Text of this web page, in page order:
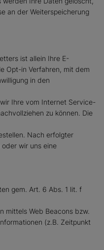
an der Weiterspeicherung
ist allein Ihre E-
Opt-in Verfahren, mit dem
in den
Ihre vom Internet Service-
zu können. Die
Nach erfolgter
wir uns eine
gem. Art. 6 Abs. 1 lit. f
mittels Web Beacons bzw.
(z.B. Zeitpunkt